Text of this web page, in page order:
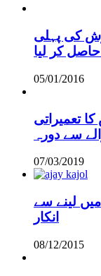
کی پہلی
حاصل کر لیا
05/01/2016
تعمیراتی
سے دورہ
07/03/2019
لینے سے
انکار
08/12/2015